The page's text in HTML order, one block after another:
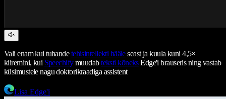
Vali enam kui tuhandetehisintellekti hääleseast ja kuula kuni 4,5×
kiiremini, kui Speechifymuudabteksti kõneksEdge'i brauseris ning vastab
küsimustele nagu doktorikraadiga assistent
Lisa Edge'i